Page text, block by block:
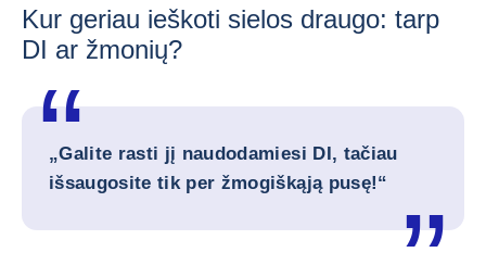
Kur geriau ieškoti sielos draugo: tarp
DI ar žmonių?
„Galite rasti jį naudodamiesi DI, tačiau
išsaugosite tik per žmogiškąją pusę!“